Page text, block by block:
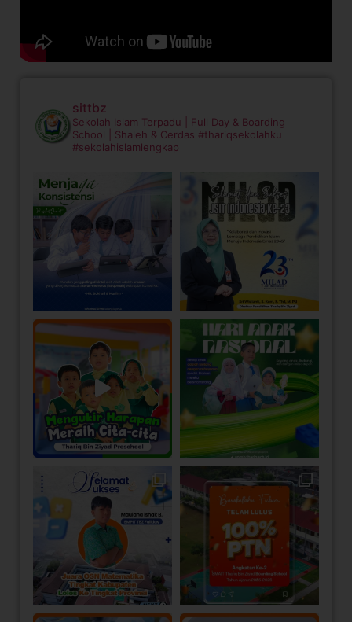
sittbz
Sekolah Islam Terpadu | Full Day & Boarding
School | Shaleh & Cerdas #thariqsekolahku
#sekolahislamlengkap